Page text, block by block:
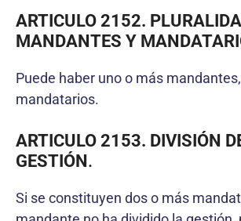
ARTICULO 2152.
MANDANTES Y
Puede haber uno o más
mandatarios.
ARTICULO 2153. DIVISIÓN
GESTIÓN.
Si se constituyen dos o más